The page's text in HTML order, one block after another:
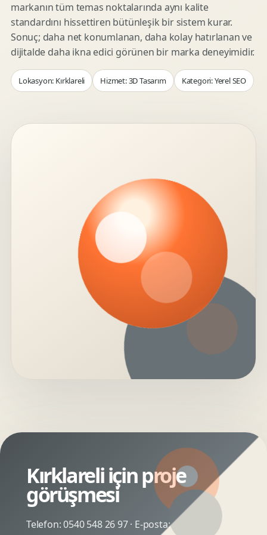
markanın tüm temas noktalarında aynı kalite
standardını hissettiren bütünleşik bir sistem kurar.
Sonuç; daha net konumlanan, daha kolay hatırlanan ve
dijitalde daha ikna edici görünen bir marka deneyimidir.
Lokasyon: Kırklareli Hizmet: 3D Tasarım Kategori: Yerel SEO
Kırklareli için proje
görüşmesi
Telefon:0540 548 26 97· E-posta: